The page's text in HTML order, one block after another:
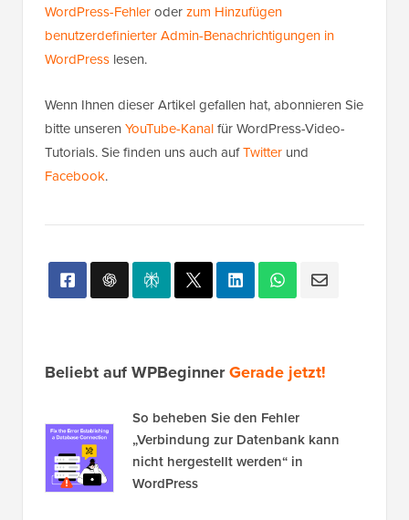
WordPress-Fehleroderzum Hinzufügen
benutzerdefinierter Admin-Benachrichtigungen in
WordPress lesen.
Wenn Ihnen dieser Artikel gefallen hat, abonnieren Sie
bitte unseren YouTube-Kanalfür WordPress-Video-
Tutorials. Sie finden uns auch aufTwitter und
Facebook.
Beliebt auf WPBeginnerGerade jetzt!
So beheben Sie den Fehler
„Verbindung zur Datenbank kann
nicht hergestellt werden“ in
WordPress